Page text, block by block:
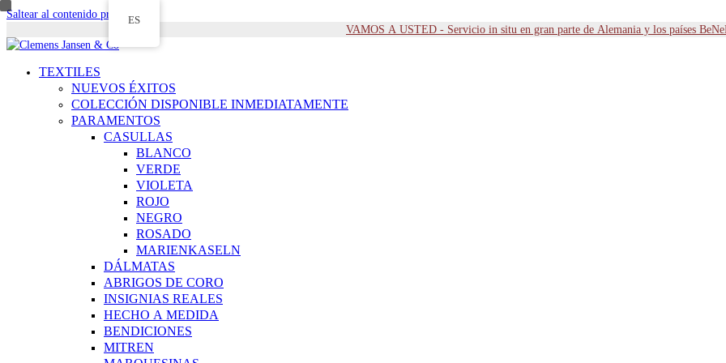
Saltear al contenido principal
VAMOS A USTED - Servicio in situ en gran parte de Alemania y los países
TEXTILES
NUEVOS ÉXITOS
COLECCIÓN DISPONIBLE INMEDIATAMENTE
PARAMENTOS
CASULLAS
BLANCO
VERDE
VIOLETA
ROJO
NEGRO
ROSADO
MARIENKASELN
DÁLMATAS
ABRIGOS DE CORO
INSIGNIAS REALES
HECHO A MEDIDA
BENDICIONES
MITREN
ES